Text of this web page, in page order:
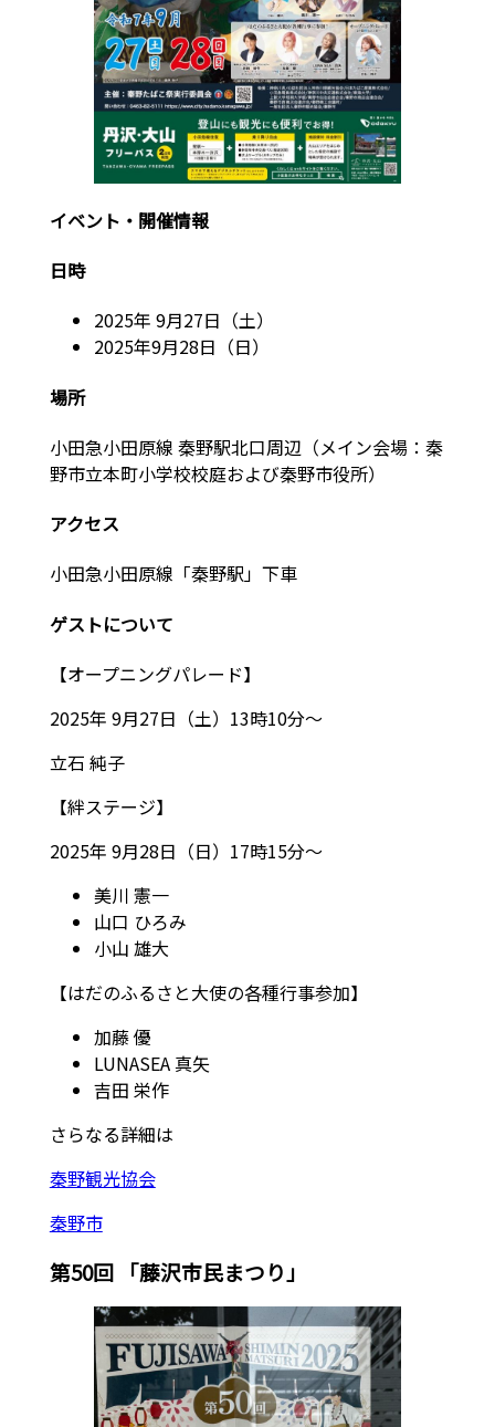
イベント・開催情報
日時
2025年 9月27日（土）
2025年9月28日（日）
場所
小田急小田原線 秦野駅北口周辺（メイン会場：秦
野市立本町小学校校庭および秦野市役所）
アクセス
小田急小田原線「秦野駅」下車
ゲストについて
【オープニングパレード】
2025年 9月27日（土）13時10分～
立石 純子
【絆ステージ】
2025年 9月28日（日）17時15分～
美川 憲一
山口 ひろみ
小山 雄大
【はだのふるさと大使の各種行事参加】
加藤 優
LUNASEA 真矢
吉田 栄作
さらなる詳細は
秦野観光協会
秦野市
第50回 「藤沢市民まつり」